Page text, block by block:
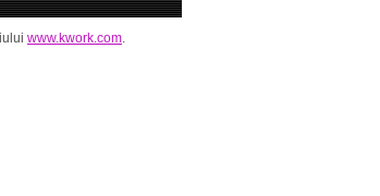
www.kwork.com.